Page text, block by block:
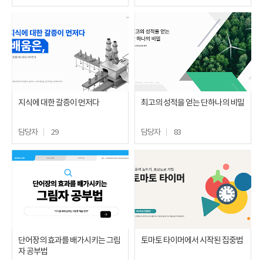
지식에 대한 갈증이 먼저다
담당자 29
최고의 성적을 얻는 단하나의 비밀
담당자 83
단어장의 효과를 배가시키는 그림
자 공부법
토마토 타이머에서 시작된 집중법